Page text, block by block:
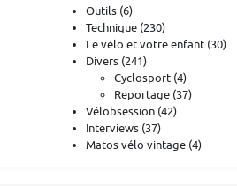
Outils (6)
Technique (230)
Le vélo et votre enfant (30)
Divers (241)
Cyclosport (4)
Reportage (37)
Vélobsession (42)
Interviews (37)
Matos vélo vintage (4)